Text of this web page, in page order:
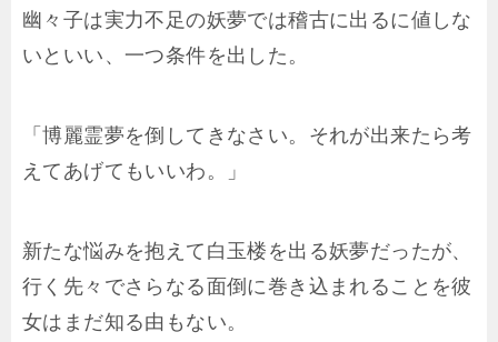
幽々子は実力不足の妖夢では稽古に出るに値しな
いといい、一つ条件を出した。
「博麗霊夢を倒してきなさい。それが出来たら考
えてあげてもいいわ。」
新たな悩みを抱えて白玉楼を出る妖夢だったが、
行く先々でさらなる面倒に巻き込まれることを彼
女はまだ知る由もない。